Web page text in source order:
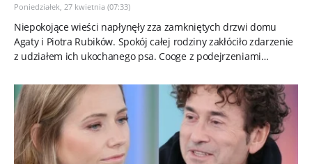
Poniedziałek, 27 kwietnia (07:33)
Niepokojące wieści napłynęły zza zamkniętych drzwi domu
Agaty i Piotra Rubików. Spokój całej rodziny zakłóciło zdarzenie
z udziałem ich ukochanego psa. Cooge z podejrzeniami